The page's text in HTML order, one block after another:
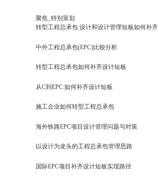
聚焦_特别策划
转型工程总承包:设计和设计管理短板如何补齐
中外工程总承包(EPC)比较分析
转型工程总承包如何补齐设计短板
从C到EPC:如何补齐设计短板
施工企业如何转型工程总承包
海外铁路EPC项目设计管理问题与对策
以设计为龙头的工程总承包管理思路
国际EPC项目补齐设计短板实现路径